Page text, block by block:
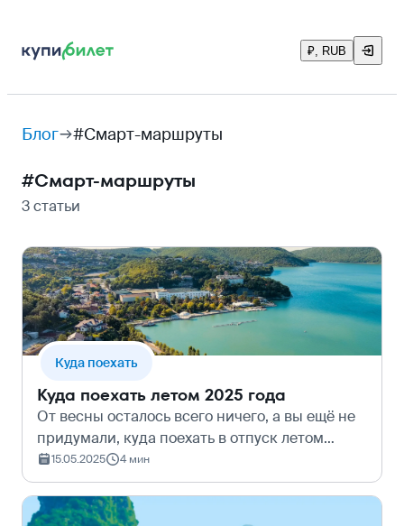
₽, RUB
Блог #Смарт-маршруты
#Смарт-маршруты
3 статьи
Куда поехать
Куда поехать летом 2025 года
От весны осталось всего ничего, а вы ещё не
придумали, куда поехать в отпуск летом
2025? Мы собрали несколько оригинальных
вариантов – на море, в горы, на экскурсии, в
России и за рубежом. Потому что…
15.05.2025 4 мин